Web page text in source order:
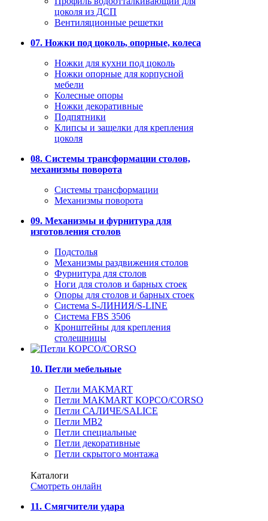
цоколя из ДСП
Вентиляционные решетки
07. Ножки под цоколь, опорные, колеса
Ножки для кухни под цоколь
Ножки опорные для корпусной
мебели
Колесные опоры
Ножки декоративные
Подпятники
Клипсы и защелки для крепления
цоколя
08. Системы трансформации столов,
механизмы поворота
Системы трансформации
Механизмы поворота
09. Механизмы и фурнитура для
изготовления столов
Подстолья
Механизмы раздвижения столов
Фурнитура для столов
Ноги для столов и барных стоек
Опоры для столов и барных стоек
Система S-ЛИНИЯ/S-LINE
Система FBS 3506
Кронштейны для крепления
столешницы
10. Петли мебельные
Петли MAKMART
Петли MAKMART КОРСО/CORSO
Петли САЛИЧЕ/SALICE
Петли MB2
Петли специальные
Петли декоративные
Петли скрытого монтажа
Каталоги
Смотреть онлайн
11. Смягчители удара